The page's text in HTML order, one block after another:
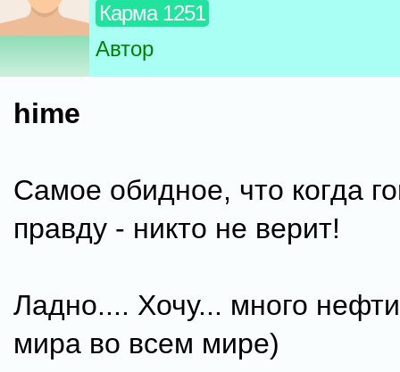
Карма 1251
Автор
hime
Самое обидное, что когда
правду - никто не верит!
Ладно.... Хочу... много
мира во всем мире)